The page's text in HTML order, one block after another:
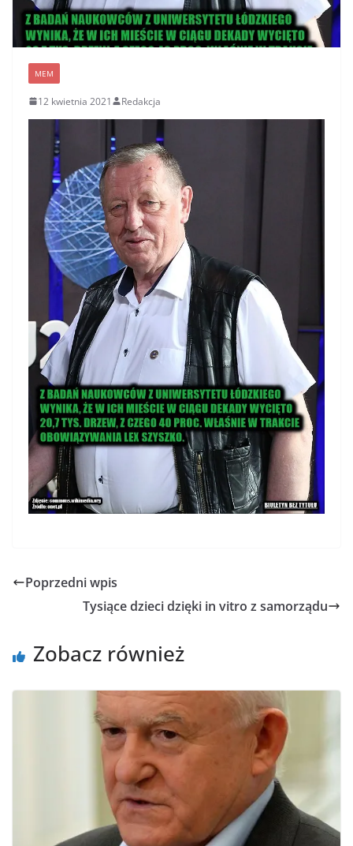
MEM
12 kwietnia 2021 Redakcja
Poprzedni wpis
Tysiące dzieci dzięki in vitro z samorządu
Zobacz również